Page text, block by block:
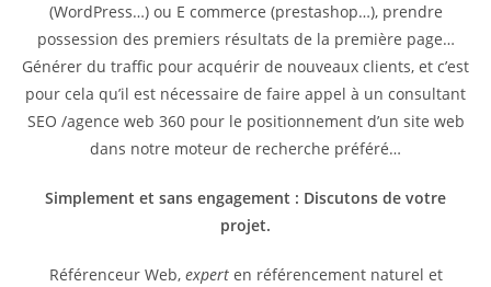
(WordPress…) ou E commerce (prestashop…), prendre
possession des premiers résultats de la première page…
Générer du traffic pour acquérir de nouveaux clients, et c’est
pour cela qu’il est nécessaire de faire appel à un consultant
SEO /agence web 360 pour le positionnement d’un site web
dans notre moteur de recherche préféré…
Simplement et sans engagement : Discutons de votre
projet.
Référenceur Web, experten référencement naturel et